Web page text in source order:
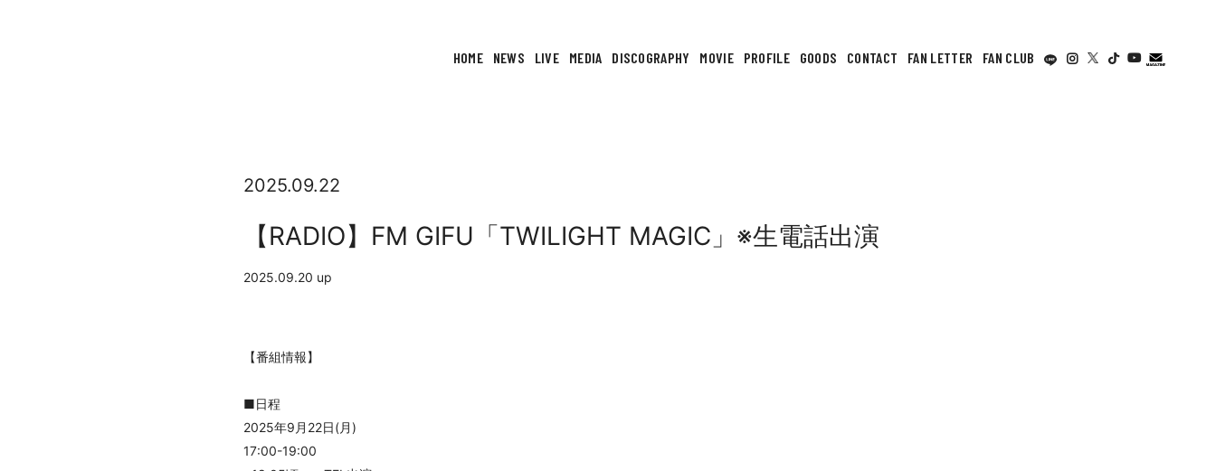
HOME NEWS LIVE MEDIA DISCOGRAPHY MOVIE PROFILE GOODS CONTACT FAN LETTER FAN CLUB
2025.09.22
【RADIO】FM GIFU「TWILIGHT MAGIC」※生電話出演
2025.09.20 up
【番組情報】
■日程
2025年9月22日(月)
17:00-19:00